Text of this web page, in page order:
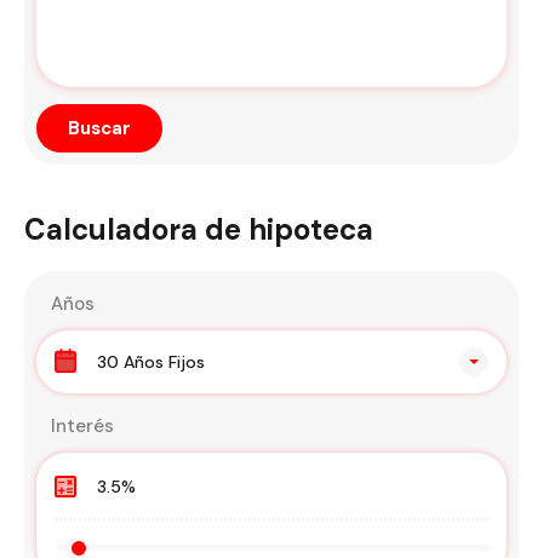
Calculadora de hipoteca
Años
30 Años Fijos
Interés